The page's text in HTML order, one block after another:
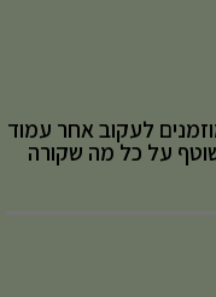
לעקוב אחר עמוד
שוטף על כל מה שקורה